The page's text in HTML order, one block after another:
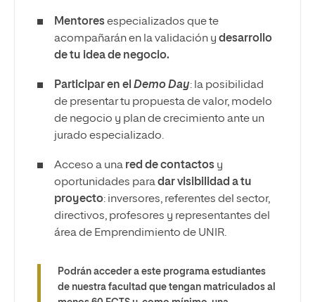
Mentoresespecializados que te
acompañarán en la validación y desarrollo
de tu idea de negocio.
Participar en el Demo Day: la posibilidad
de presentar tu propuesta de valor, modelo
de negocio y plan de crecimiento ante un
jurado especializado.
Acceso a una red de contactos y
oportunidades paradar visibilidad a tu
proyecto: inversores, referentes del sector,
directivos, profesores y representantes del
área de Emprendimiento de UNIR.
Podrán acceder a este programa estudiantes
de nuestra facultad que tengan matriculados al